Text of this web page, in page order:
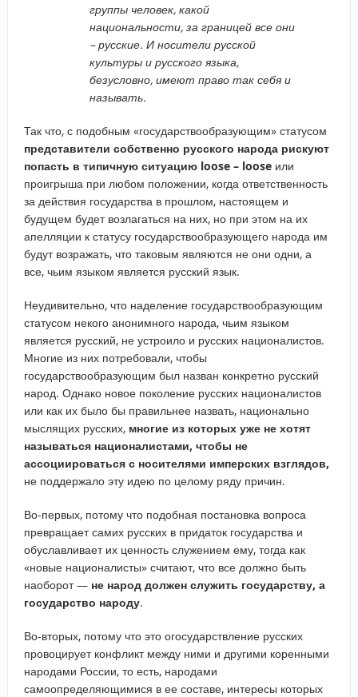
группы человек, какой
национальности, за границей все они
– русские. И носители русской
культуры и русского языка,
безусловно, имеют право так себя и
называть.
Так что, с подобным «государствообразующим» статусом
представители собственно русского народа рискуют
попасть в типичную ситуацию loose– looseили
проигрыша при любом положении, когда ответственность
за действия государства в прошлом, настоящем и
будущем будет возлагаться на них, но при этом на их
апелляции к статусу государствообразующего народа им
будут возражать, что таковым являются не они одни, а
все, чьим языком является русский язык.
Неудивительно, что наделение государствообразующим
статусом некого анонимного народа, чьим языком
является русский, не устроило и русских националистов.
Многие из них потребовали, чтобы
государствообразующим был назван конкретно русский
народ. Однако новое поколение русских националистов
или как их было бы правильнее назвать, национально
мыслящих русских, многие из которых уже не хотят
называться националистами, чтобы не
ассоциироваться с носителями имперских взглядов,
не поддержало эту идею по целому ряду причин.
Во-первых, потому что подобная постановка вопроса
превращает самих русских в придаток государства и
обуславливает их ценность служением ему, тогда как
«новые националисты» считают, что все должно быть
наоборот — не народ должен служить государству, а
государство народу.
Во-вторых, потому что это огосударствление русских
провоцирует конфликт между ними и другими коренными
народами России, то есть, народами
самоопределяющимися в ее составе, интересы которых